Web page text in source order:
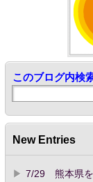
このブログ内検
New Entries
7/29 熊本県を